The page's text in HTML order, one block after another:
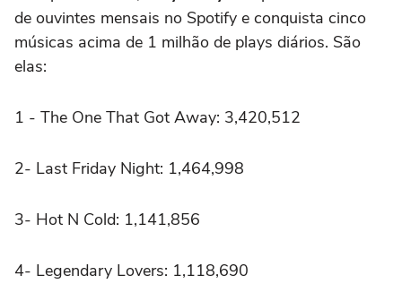
de ouvintes mensais no Spotify e conquista cinco
músicas acima de 1 milhão de plays diários. São
elas:
1 - The One That Got Away: 3,420,512
2- Last Friday Night: 1,464,998
3- Hot N Cold: 1,141,856
4- Legendary Lovers: 1,118,690